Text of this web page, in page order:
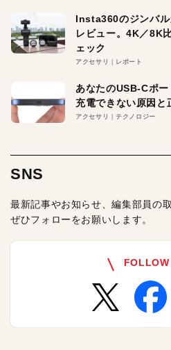
Insta360のジンバ
レビュー。4K／8K
ェック
アクセサリ レポート
あなたのUSB-Cポ
充電できない原因と
アクセサリ テクノロジー
SNS
最新記事やお知らせ、編集部員の
ぜひフォローをお願いします。
FOLLOW